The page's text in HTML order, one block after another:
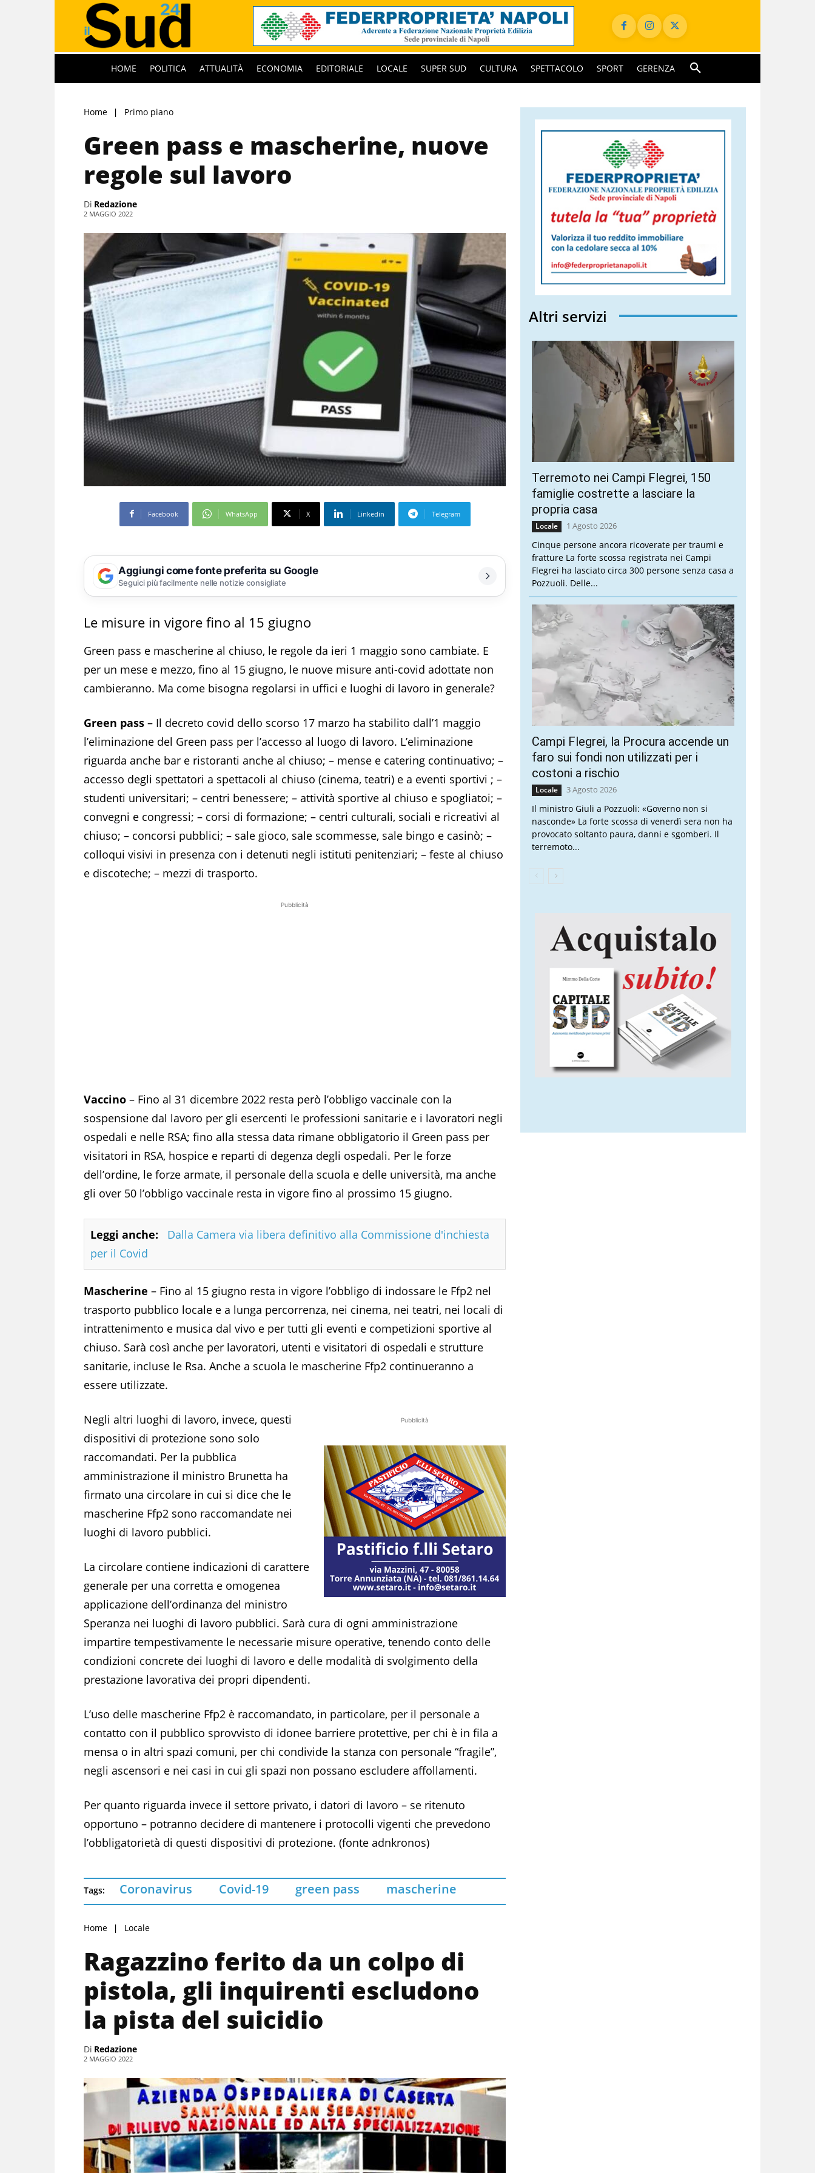
HOME POLITICA ATTUALITÀ ECONOMIA EDITORIALE LOCALE SUPER SUD CULTURA SPETTACOLO SPORT GERENZA
Home Primo piano
Green pass e mascherine, nuove
regole sul lavoro
Di Redazione
2 MAGGIO 2022
Facebook WhatsApp X Linkedin Telegram
Aggiungi come fonte preferita su Google
Seguici più facilmente nelle notizie consigliate
Le misure in vigore fino al 15 giugno
Green pass e mascherine al chiuso, le regole da ieri 1 maggio sono cambiate. E
per un mese e mezzo, fino al 15 giugno, le nuove misure anti-covid adottate non
cambieranno. Ma come bisogna regolarsi in uffici e luoghi di lavoro in generale?
Green pass – Il decreto covid dello scorso 17 marzo ha stabilito dall’1 maggio
l’eliminazione del Green pass per l’accesso al luogo di lavoro. L’eliminazione
riguarda anche bar e ristoranti anche al chiuso; – mense e catering continuativo; –
accesso degli spettatori a spettacoli al chiuso (cinema, teatri) e a eventi sportivi ; –
studenti universitari; – centri benessere; – attività sportive al chiuso e spogliatoi; –
convegni e congressi; – corsi di formazione; – centri culturali, sociali e ricreativi al
chiuso; – concorsi pubblici; – sale gioco, sale scommesse, sale bingo e casinò; –
colloqui visivi in presenza con i detenuti negli istituti penitenziari; – feste al chiuso
e discoteche; – mezzi di trasporto.
Pubblicità
Vaccino – Fino al 31 dicembre 2022 resta però l’obbligo vaccinale con la
sospensione dal lavoro per gli esercenti le professioni sanitarie e i lavoratori negli
ospedali e nelle RSA; fino alla stessa data rimane obbligatorio il Green pass per
visitatori in RSA, hospice e reparti di degenza degli ospedali. Per le forze
dell’ordine, le forze armate, il personale della scuola e delle università, ma anche
gli over 50 l’obbligo vaccinale resta in vigore fino al prossimo 15 giugno.
Leggi anche:
Dalla Camera via libera definitivo alla Commissione d'inchiesta
per il Covid
Mascherine – Fino al 15 giugno resta in vigore l’obbligo di indossare le Ffp2 nel
trasporto pubblico locale e a lunga percorrenza, nei cinema, nei teatri, nei locali di
intrattenimento e musica dal vivo e per tutti gli eventi e competizioni sportive al
chiuso. Sarà così anche per lavoratori, utenti e visitatori di ospedali e strutture
sanitarie, incluse le Rsa. Anche a scuola le mascherine Ffp2 continueranno a
essere utilizzate.
Pubblicità
Negli altri luoghi di lavoro, invece, questi
dispositivi di protezione sono solo
raccomandati. Per la pubblica
amministrazione il ministro Brunetta ha
firmato una circolare in cui si dice che le
mascherine Ffp2 sono raccomandate nei
luoghi di lavoro pubblici.
La circolare contiene indicazioni di carattere
generale per una corretta e omogenea
applicazione dell’ordinanza del ministro
Speranza nei luoghi di lavoro pubblici. Sarà cura di ogni amministrazione
impartire tempestivamente le necessarie misure operative, tenendo conto delle
condizioni concrete dei luoghi di lavoro e delle modalità di svolgimento della
prestazione lavorativa dei propri dipendenti.
L’uso delle mascherine Ffp2 è raccomandato, in particolare, per il personale a
contatto con il pubblico sprovvisto di idonee barriere protettive, per chi è in fila a
mensa o in altri spazi comuni, per chi condivide la stanza con personale “fragile”,
negli ascensori e nei casi in cui gli spazi non possano escludere affollamenti.
Per quanto riguarda invece il settore privato, i datori di lavoro – se ritenuto
opportuno – potranno decidere di mantenere i protocolli vigenti che prevedono
l’obbligatorietà di questi dispositivi di protezione. (fonte adnkronos)
Tags: Coronavirus Covid-19 green pass mascherine
Home Locale
Ragazzino ferito da un colpo di
pistola, gli inquirenti escludono
la pista del suicidio
Di Redazione
2 MAGGIO 2022
Altri servizi
Terremoto nei Campi Flegrei, 150
famiglie costrette a lasciare la
propria casa
Locale 1 Agosto 2026
Cinque persone ancora ricoverate per traumi e
fratture La forte scossa registrata nei Campi
Flegrei ha lasciato circa 300 persone senza casa a
Pozzuoli. Delle...
Campi Flegrei, la Procura accende un
faro sui fondi non utilizzati per i
costoni a rischio
Locale 3 Agosto 2026
Il ministro Giuli a Pozzuoli: «Governo non si
nasconde» La forte scossa di venerdì sera non ha
provocato soltanto paura, danni e sgomberi. Il
terremoto...